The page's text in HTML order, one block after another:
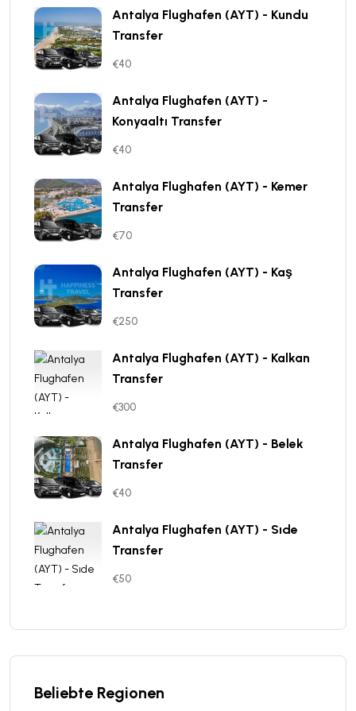
Antalya Flughafen (AYT) - Kundu
Transfer
€40
Antalya Flughafen (AYT) -
Konyaaltı Transfer
€40
Antalya Flughafen (AYT) - Kemer
Transfer
€70
Antalya Flughafen (AYT) - Kaş
Transfer
€250
Antalya Flughafen (AYT) - Kalkan
Transfer
€300
Antalya Flughafen (AYT) - Belek
Transfer
€40
Antalya Flughafen (AYT) - Sıde
Transfer
€50
Beliebte Regionen